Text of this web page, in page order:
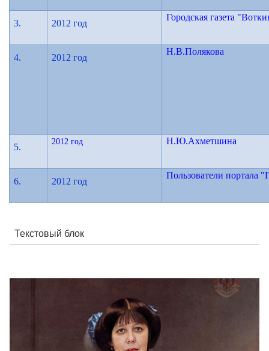
3. 2012 год
Городская газета
4. 2012 год
Н.В.Полякова
5.
2012 год Н.Ю.Ахметшина
6. 2012 год
Пользователи портала
Текстовый блок